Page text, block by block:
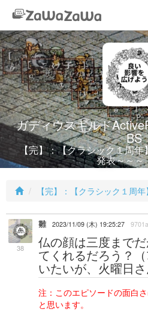
ガディウスギルド
BS
【完】：【クラシック１周
発表～～～
【完】：【クラシック１周
38
雛 2023/11/09 (木) 19:25:27
仏の顔は三度まで
てくれるだろう？
いたいが、火曜日さ
注：このエピソードの面白
と思います。